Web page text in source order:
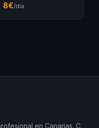
8€/día
en Canarias. C.